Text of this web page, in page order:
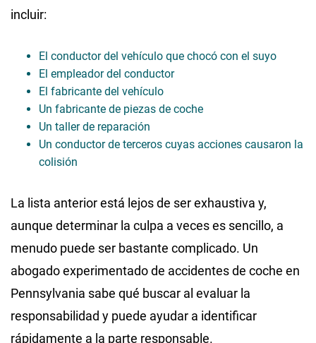
incluir:
El conductor del vehículo que chocó con el suyo
El empleador del conductor
El fabricante del vehículo
Un fabricante de piezas de coche
Un taller de reparación
Un conductor de terceros cuyas acciones causaron la
colisión
La lista anterior está lejos de ser exhaustiva y,
aunque determinar la culpa a veces es sencillo, a
menudo puede ser bastante complicado. Un
abogado experimentado de accidentes de coche en
Pennsylvania sabe qué buscar al evaluar la
responsabilidad y puede ayudar a identificar
rápidamente a la parte responsable.